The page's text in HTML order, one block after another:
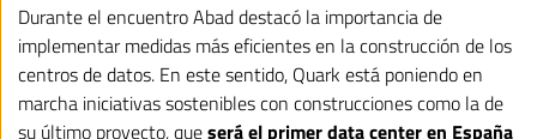
Durante el encuentro Abad destacó la importancia de
implementar medidas más eficientes en la construcción de los
centros de datos. En este sentido, Quark está poniendo en
marcha iniciativas sostenibles con construcciones como la de
su último proyecto, queserá el primer data center en España